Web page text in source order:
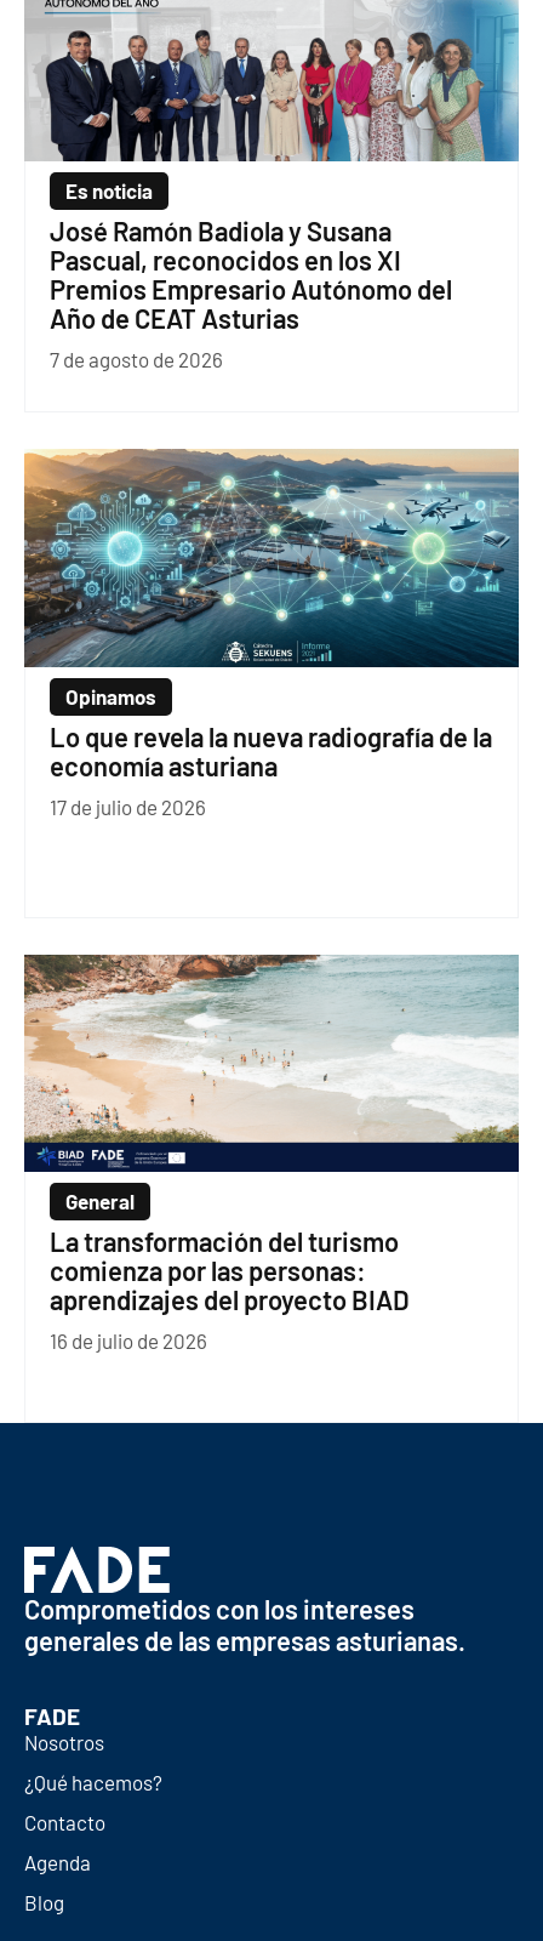
Es noticia
José Ramón Badiola y Susana
Pascual, reconocidos en los XI
Premios Empresario Autónomo del
Año de CEAT Asturias
7 de agosto de 2026
Opinamos
Lo que revela la nueva radiografía de la
economía asturiana
17 de julio de 2026
General
La transformación del turismo
comienza por las personas:
aprendizajes del proyecto BIAD
16 de julio de 2026
Comprometidos con los intereses
generales de las empresas asturianas.
FADE
Nosotros
¿Qué hacemos?
Contacto
Agenda
Blog